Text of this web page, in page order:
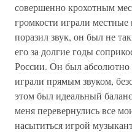
совершенно крохотным
громкости играли
поразил звук, он был не
его за долгие годы
России. Он был абсолютно
играли прямым звуком,
этом был идеальный
меня перевернулись все
насытиться игрой